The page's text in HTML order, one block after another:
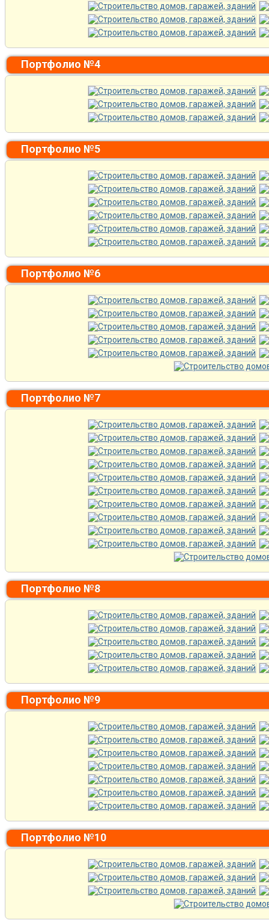
Портфолио №4
Портфолио №5
Портфолио №6
Портфолио №7
Портфолио №8
Портфолио №9
Портфолио №10